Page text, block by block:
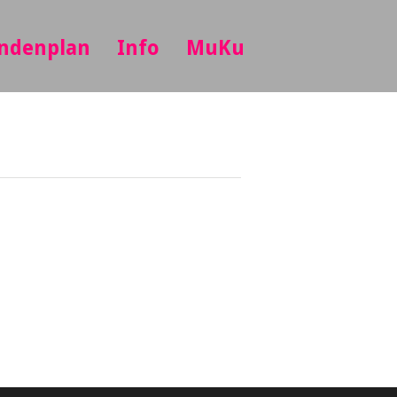
Info MuKu